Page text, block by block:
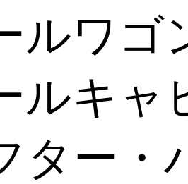
ルワゴ
ルキャ
ター・